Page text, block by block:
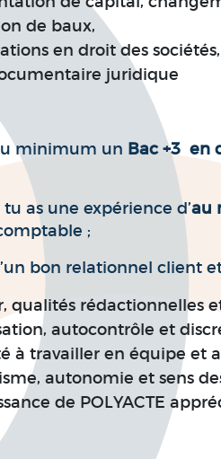
de baux,
en droit des sociétés,
juridique
minimum un Bac +3 en
as une expérience d’au
;
bon relationnel client
qualités rédactionnelles
autocontrôle et
à travailler en équipe et
autonomie et sens
de POLYACTE